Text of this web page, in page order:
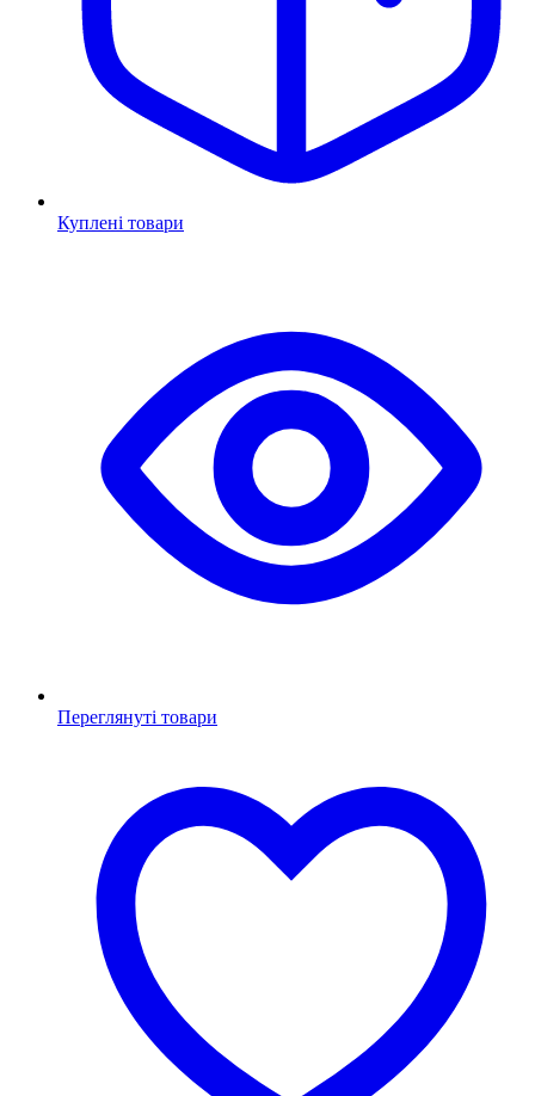
Куплені товари
Переглянуті товари